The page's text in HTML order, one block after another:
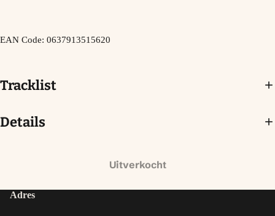
EAN Code: 0637913515620
Tracklist
Details
Uitverkocht
Adres